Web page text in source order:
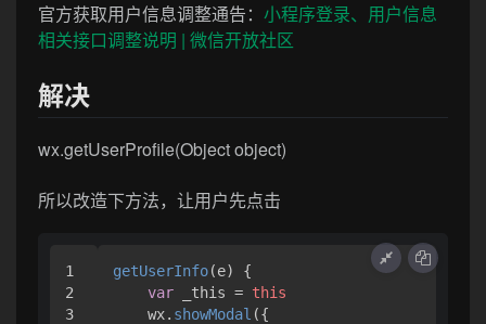
官方获取用户信息调整通告： 小程序登录、用户信息
相关接口调整说明 | 微信开放社区
解决
wx.getUserProfile(Object object)
所以改造下方法，让用户先点击
1
2
3
getUserInfo(e) {
var _this = this
    wx.
showModal ({